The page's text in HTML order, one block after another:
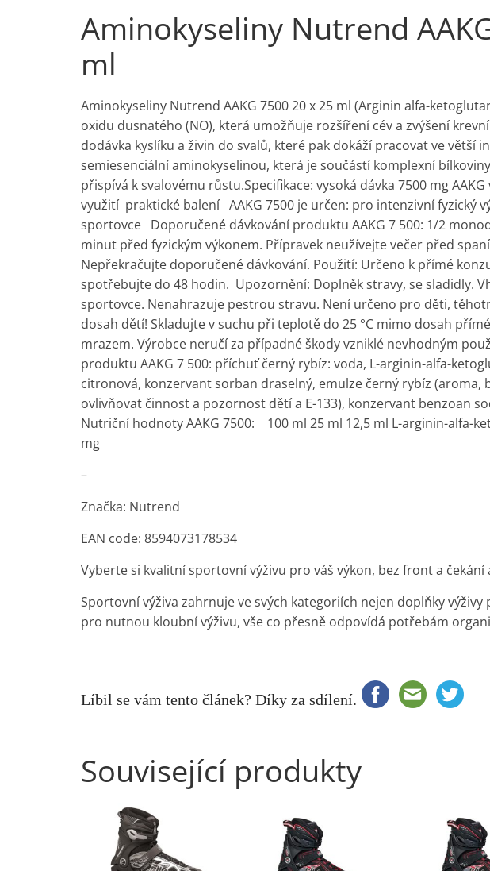
Aminokyseliny Nutrend
ml
Aminokyseliny Nutrend AAKG 7500 20 x 25 ml (Arginin alfa-
oxidu dusnatého (NO), která umožňuje rozšíření cév a zvýšení
dodávka kyslíku a živin do svalů, které pak dokáží pracovat ve větší
semiesenciální aminokyselinou, která je součástí komplexní
přispívá k svalovému růstu.Specifikace: vysoká dávka 7500 mg
využití praktické balení AAKG 7500 je určen: pro intenzivní fyzický
sportovce Doporučené dávkování produktu AAKG 7 500: 1/2
minut před fyzickým výkonem. Přípravek neužívejte večer před
Nepřekračujte doporučené dávkování. Použití: Určeno k přímé
spotřebujte do 48 hodin. Upozornění: Doplněk stravy, se sladidly.
sportovce. Nenahrazuje pestrou stravu. Není určeno pro děti,
dosah dětí! Skladujte v suchu při teplotě do 25 °C mimo dosah
mrazem. Výrobce neručí za případné škody vzniklé nevhodným
produktu AAKG 7 500: příchuť černý rybíz: voda, L-arginin-alfa-
citronová, konzervant sorban draselný, emulze černý rybíz (aroma,
ovlivňovat činnost a pozornost dětí a E-133), konzervant benzoan
Nutriční hodnoty AAKG 7500: 100 ml 25 ml 12,5 ml L-arginin-alfa-
mg
–
Značka: Nutrend
EAN code: 8594073178534
Vyberte si kvalitní sportovní výživu pro váš výkon, bez front a čekání
Sportovní výživa zahrnuje ve svých kategoriích nejen doplňky
pro nutnou kloubní výživu, vše co přesně odpovídá potřebám
Líbil se vám tento článek? Díky za sdílení.
Související produkty